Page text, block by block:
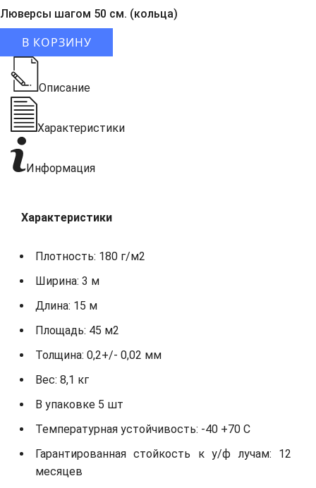
Люверсы шагом 50 см. (кольца)
В КОРЗИНУ
Описание
Характеристики
Информация
Характеристики
Плотность: 180 г/м2
Ширина: 3 м
Длина: 15 м
Площадь: 45 м2
Толщина: 0,2+/- 0,02 мм
Вес: 8,1 кг
В упаковке 5 шт
Температурная устойчивость: -40 +70 С
Гарантированная стойкость к у/ф лучам: 12
месяцев